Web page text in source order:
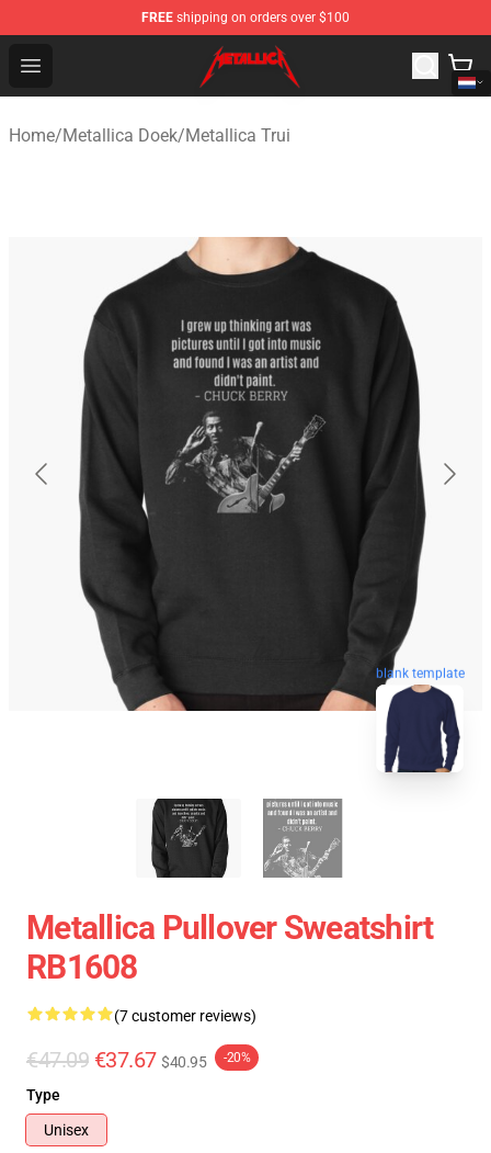
FREE shipping on orders over $100
Open menu
Metallica Store - Official Metallica Merchandise Shop
Home/Metallica Doek/Metallica Trui
blank template
Metallica Pullover Sweatshirt
RB1608
(7 customer reviews)
€47.09 €37.67 $40.95 -20%
Type
Unisex